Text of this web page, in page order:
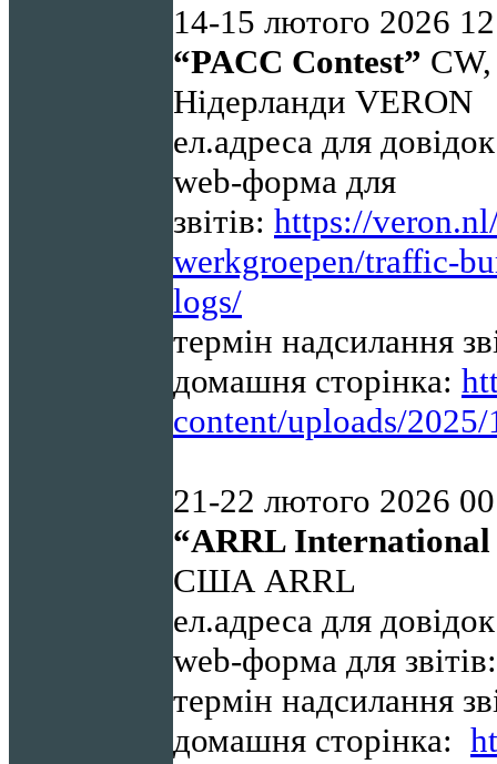
14-15 лютого 2026
“PACC Contest”
Нідерланди VERON
ел.адреса для
web-форма для
звітів: https://
werkgroepen/traffic-
logs/
термін надсилання
домашня сторінка:
content/uploads/
21-22 лютого 2026
“ARRL International
США ARRL
ел.адреса для
web-форма для
термін надсилання
домашня сторінка: